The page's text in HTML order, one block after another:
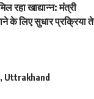
रहा खाद्यान्न: मंत्री
के लिए सुधार प्रक्रिया
, Uttrakhand